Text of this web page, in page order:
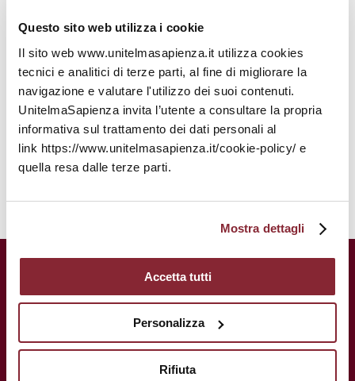
Questo sito web utilizza i cookie
Il sito web www.unitelmasapienza.it utilizza cookies
tecnici e analitici di terze parti, al fine di migliorare la
navigazione e valutare l'utilizzo dei suoi contenuti.
UnitelmaSapienza invita l’utente a consultare la propria
informativa sul trattamento dei dati personali al
link https://www.unitelmasapienza.it/cookie-policy/ e
quella resa dalle terze parti.
Mostra dettagli
Accetta tutti
Personalizza
Rifiuta
Programma
UnitelmaSapienza.Una storia
centenaria al servizio del tuo futuro.